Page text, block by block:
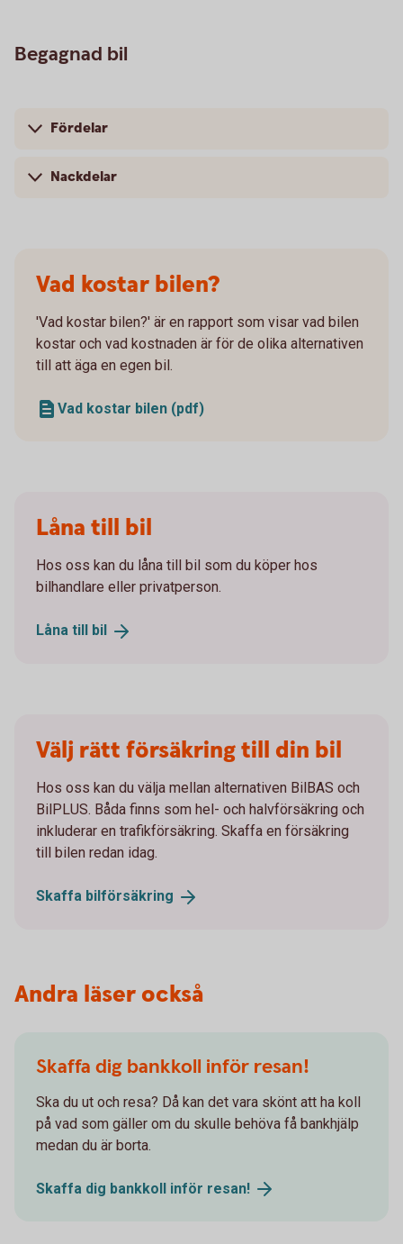
Begagnad bil
Fördelar
Nackdelar
Vad kostar bilen?
'Vad kostar bilen?' är en rapport som visar vad bilen
kostar och vad kostnaden är för de olika alternativen
till att äga en egen bil.
Vad kostar bilen (pdf)
Låna till bil
Hos oss kan du låna till bil som du köper hos
bilhandlare eller privatperson.
Låna till bil
Välj rätt försäkring till din bil
Hos oss kan du välja mellan alternativen BilBAS och
BilPLUS. Båda finns som hel- och halvförsäkring och
inkluderar en trafikförsäkring. Skaffa en försäkring
till bilen redan idag.
Skaffa bilförsäkring
Andra läser också
Skaffa dig bankkoll inför resan!
Ska du ut och resa? Då kan det vara skönt att ha koll
på vad som gäller om du skulle behöva få bankhjälp
medan du är borta.
Skaffa dig bankkoll inför resan!